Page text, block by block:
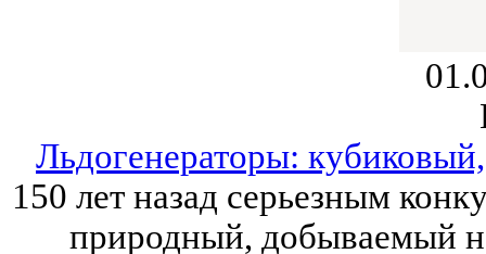
Льдогенераторы:
150 лет назад серьезным
природный, добываемый